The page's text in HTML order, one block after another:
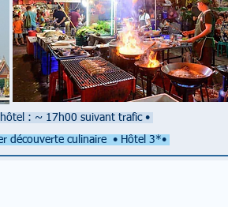
: ~ 17h00 suivant trafic •
découverte culinaire • Hôtel 3*•